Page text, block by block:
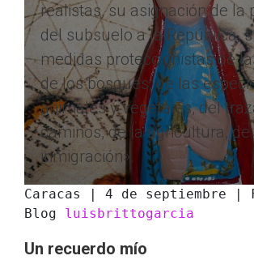
realistas, su asignación de la
del subsuelo a la República,
medidas proteccionistas de
de los bosques, de las
animales y vegetales, del
caminos, de la agricultura, de
inmigración».
Caracas | 4 de septiembre |
Blog luisbrittogarcia
Un recuerdo mío